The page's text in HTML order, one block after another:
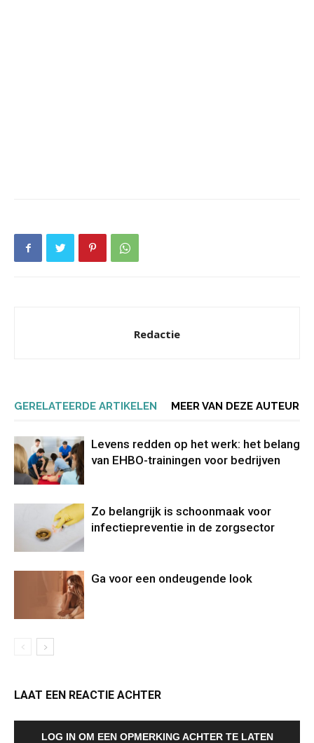
Redactie
GERELATEERDE ARTIKELEN MEER VAN DEZE AUTEUR
Levens redden op het werk: het belang
van EHBO-trainingen voor bedrijven
Zo belangrijk is schoonmaak voor
infectiepreventie in de zorgsector
Ga voor een ondeugende look
LAAT EEN REACTIE ACHTER
LOG IN OM EEN OPMERKING ACHTER TE LATEN